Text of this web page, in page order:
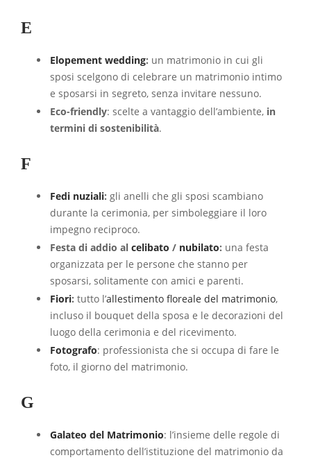
E
Elopement wedding: un matrimonio in cui gli
sposi scelgono di celebrare un matrimonio intimo
e sposarsi in segreto, senza invitare nessuno.
Eco-friendly: scelte a vantaggio dell’ambiente, in
termini di sostenibilità.
F
Fedi nuziali: gli anelli che gli sposi scambiano
durante la cerimonia, per simboleggiare il loro
impegno reciproco.
Festa di addio al celibato / nubilato: una festa
organizzata per le persone che stanno per
sposarsi, solitamente con amici e parenti.
Fiori: tutto l’allestimento floreale del matrimonio,
incluso il bouquet della sposa e le decorazioni del
luogo della cerimonia e del ricevimento.
Fotografo: professionista che si occupa di fare le
foto, il giorno del matrimonio.
G
Galateo del Matrimonio: l’insieme delle regole di
comportamento dell’istituzione del matrimonio da